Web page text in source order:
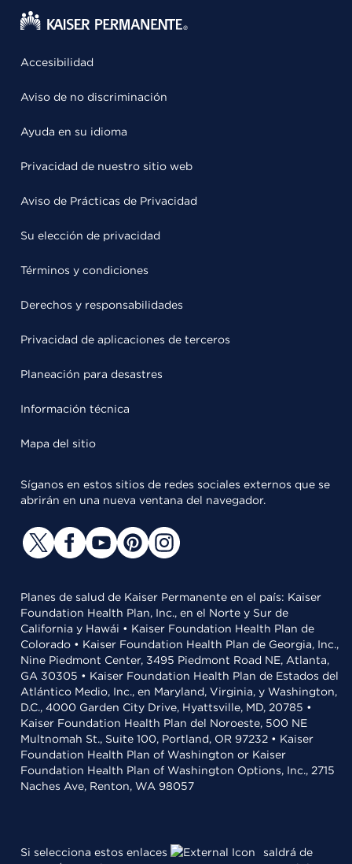
Accesibilidad
Aviso de no discriminación
Ayuda en su idioma
Privacidad de nuestro sitio web
Aviso de Prácticas de Privacidad
Su elección de privacidad
Términos y condiciones
Derechos y responsabilidades
Privacidad de aplicaciones de terceros
Planeación para desastres
Información técnica
Mapa del sitio
Síganos en estos sitios de redes sociales externos que se
abrirán en una nueva ventana del navegador.
Planes de salud de Kaiser Permanente en el país: Kaiser
Foundation Health Plan, Inc., en el Norte y Sur de
California y Hawái • Kaiser Foundation Health Plan de
Colorado • Kaiser Foundation Health Plan de Georgia, Inc.,
Nine Piedmont Center, 3495 Piedmont Road NE, Atlanta,
GA 30305 • Kaiser Foundation Health Plan de Estados del
Atlántico Medio, Inc., en Maryland, Virginia, y Washington,
D.C., 4000 Garden City Drive, Hyattsville, MD, 20785 •
Kaiser Foundation Health Plan del Noroeste, 500 NE
Multnomah St., Suite 100, Portland, OR 97232 • Kaiser
Foundation Health Plan of Washington or Kaiser
Foundation Health Plan of Washington Options, Inc., 2715
Naches Ave, Renton, WA 98057
Si selecciona estos enlaces
saldrá de